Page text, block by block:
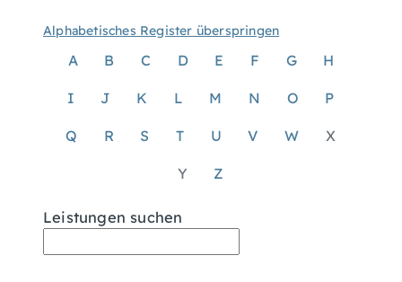
Alphabetisches Register überspringen
A B C D E F G H
I J K L M N O P
Q R S T U V W X
Y Z
Leistungen suchen